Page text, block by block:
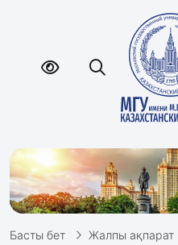
Басты бет Жалпы ақпарат